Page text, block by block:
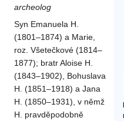
archeolog
Syn Emanuela H.
(1801–1874) a Marie,
roz. Všetečkové (1814–
1877); bratr Aloise H.
(1843–1902), Bohuslava
H. (1851–1918) a Jana
H. (1850–1931), v němž
H. pravděpodobně